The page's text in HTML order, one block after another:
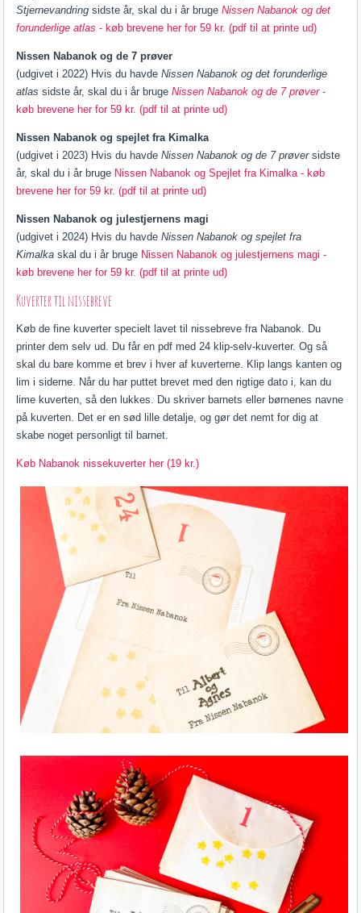
Stjernevandring sidste år, skal du i år brugeNissen Nabanok og det
forunderlige atlas - køb brevene her for 59 kr. (pdf til at printe ud)
Nissen Nabanok og de 7 prøver
(udgivet i 2022) Hvis du havdeNissen Nabanok og det forunderlige
atlas sidste år, skal du i år brugeNissen Nabanok og de 7 prøver-
køb brevene her for 59 kr. (pdf til at printe ud)
Nissen Nabanok og spejlet fra Kimalka
(udgivet i 2023) Hvis du havdeNissen Nabanok og de 7 prøversidste
år, skal du i år bruge Nissen Nabanok og Spejlet fra Kimalka - køb
brevene her for 59 kr. (pdf til at printe ud)
Nissen Nabanok og julestjernens magi
(udgivet i 2024) Hvis du havdeNissen Nabanok og spejlet fra
Kimalkaskal du i år bruge Nissen Nabanok og julestjernens magi -
køb brevene her for 59 kr. (pdf til at printe ud)
Kuverter til nissebreve
Køb de fine kuverter specielt lavet til nissebreve fra Nabanok. Du
printer dem selv ud. Du får en pdf med 24 klip-selv-kuverter. Og så
skal du bare komme et brev i hver af kuverterne. Klip langs kanten og
lim i siderne. Når du har puttet brevet med den rigtige dato i, kan du
lime kuverten, så den lukkes. Du skriver barnets eller børnenes navne
på kuverten. Det er en sød lille detalje, og gør det nemt for dig at
skabe noget personligt til barnet.
Køb Nabanok nissekuverter her (19 kr.)